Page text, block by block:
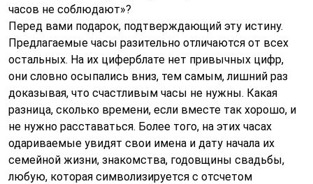
часов не соблюдают»?
Перед вами подарок, подтверждающий эту истину.
Предлагаемые часы разительно отличаются от всех
остальных. На их циферблате нет привычных цифр,
они словно осыпались вниз, тем самым, лишний раз
доказывая, что счастливым часы не нужны. Какая
разница, сколько времени, если вместе так хорошо, и
не нужно расставаться. Более того, на этих часах
одариваемые увидят свои имена и дату начала их
семейной жизни, знакомства, годовщины свадьбы,
любую, которая символизируется с отсчетом